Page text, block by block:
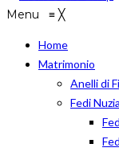
Menu ≡ ╳
Home
Matrimonio
Anelli di
Fedi